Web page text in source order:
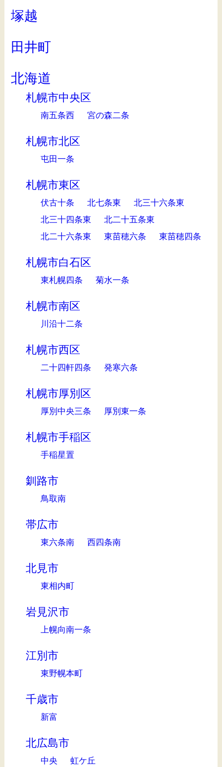
塚越
田井町
北海道
札幌市中央区
南五条西 宮の森二条
札幌市北区
屯田一条
札幌市東区
伏古十条 北七条東
北三十六条東
北三十四条東
北二十五条東
北二十六条東
東苗穂六条 東苗穂四条
札幌市白石区
東札幌四条 菊水一条
札幌市南区
川沿十二条
札幌市西区
二十四軒四条 発寒六条
札幌市厚別区
厚別中央三条 厚別東一条
札幌市手稲区
手稲星置
釧路市
鳥取南
帯広市
東六条南 西四条南
北見市
東相内町
岩見沢市
上幌向南一条
江別市
東野幌本町
千歳市
新富
北広島市
中央 虹ケ丘